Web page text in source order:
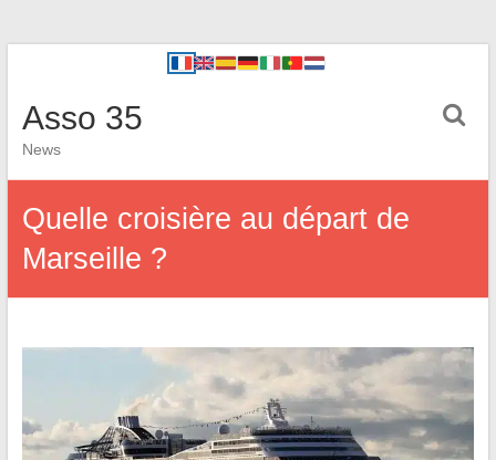
Asso 35
News
Quelle croisière au départ de
Marseille ?